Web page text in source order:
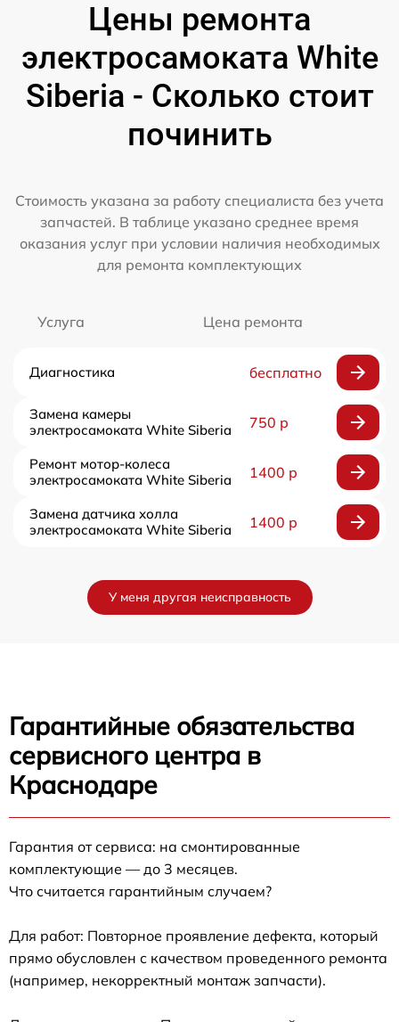
Цены ремонта
электросамоката White
Siberia - Сколько стоит
починить
Стоимость указана за работу специалиста без учета
запчастей. В таблице указано среднее время
оказания услуг при условии наличия необходимых
для ремонта комплектующих
Услуга Цена ремонта
Диагностика бесплатно
Замена камеры
электросамоката White Siberia
750 р
Ремонт мотор-колеса
электросамоката White Siberia
1400 р
Замена датчика холла
электросамоката White Siberia
1400 р
У меня другая неисправность
Гарантийные обязательства
сервисного центра в
Краснодаре
Гарантия от сервиса: на смонтированные
комплектующие — до 3 месяцев.
Что считается гарантийным случаем?
Для работ: Повторное проявление дефекта, который
прямо обусловлен с качеством проведенного ремонта
(например, некорректный монтаж запчасти).